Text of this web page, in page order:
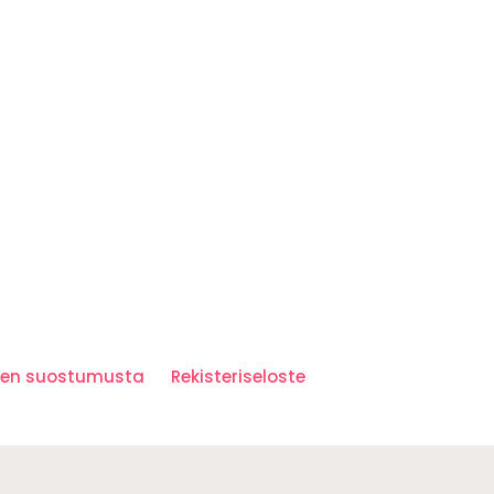
suostumusta Rekisteriseloste